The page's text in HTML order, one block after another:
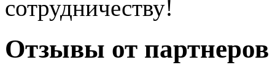
Отзывы от партнеров